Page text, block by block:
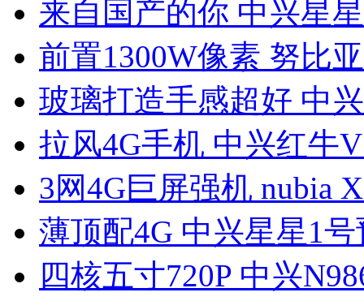
来自国产的你 中兴星
前置1300W像素 努比
玻璃打造手感超好 中
拉风4G手机 中兴红牛
3网4G巨屏强机 nubia
薄顶配4G 中兴星星1
四核五寸720P 中兴